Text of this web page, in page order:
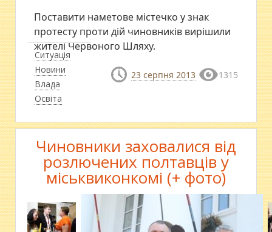
Ситуація
Новини
Влада
Освіта
Поставити наметове містечко у знак
протесту проти дій чиновників вирішили
жителі Червоного Шляху.
23 серпня 2013 1315
Чиновники заховалися від
розлючених полтавців у
міськвиконкомі (+ фото)